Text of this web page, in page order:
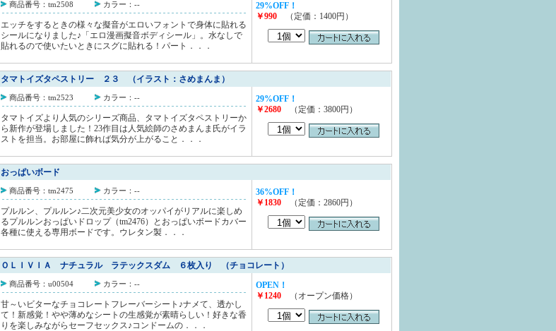
商品番号：tm2508 カラー：--
エッチをするときの様々な擬音がエロいフォントで身体に貼れる
シールになりました♪「エロ漫画擬音ボディシール」。水なしで
貼れるので使いたいときにスグに貼れる！パート．．．
29%OFF！
￥990 （定価：1400円）
タマトイズタペストリー ２３ （イラスト：さめまんま）
商品番号：tm2523 カラー：--
タマトイズより人気のシリーズ商品、タマトイズタペストリーか
ら新作が登場しました！23作目は人気絵師のさめまんま氏がイラ
ストを担当。お部屋に飾れば気分が上がること．．．
29%OFF！
￥2680 （定価：3800円）
おっぱいボード
商品番号：tm2475 カラー：--
プルルン、プルルン♪二次元美少女のオッパイがリアルに楽しめ
るプルルンおっぱいドロップ（tm2476）とおっぱいボードカバー
各種に使える専用ボードです。ウレタン製．．．
36%OFF！
￥1830 （定価：2860円）
ＯＬＩＶＩＡ ナチュラル ラテックスダム ６枚入り （チョコレート）
商品番号：u00504 カラー：--
甘～いビターなチョコレートフレーバーシート♪ナメて、透かし
て！新感覚！やや薄めなシートの生感覚が素晴らしい！好きな香
りを楽しみながらセーフセックス♪コンドームの．．．
OPEN！
￥1240 （オープン価格）